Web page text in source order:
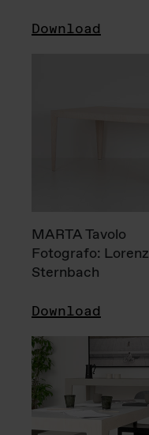
Download
MARTA Tavolo
Fotografo: Lorenz
Sternbach
Download